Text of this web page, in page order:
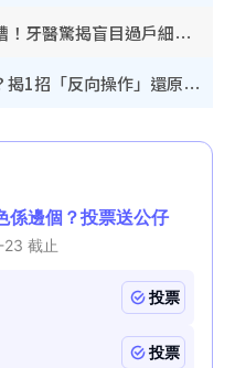
牙線棒亂用隨時越清越污糟！牙醫驚揭盲目過戶細菌恐致蛀牙：呢種先係日常真保養
WhatsApp預設貼圖點刪？揭1招「反向操作」還原簡潔介面 附3步實測教學